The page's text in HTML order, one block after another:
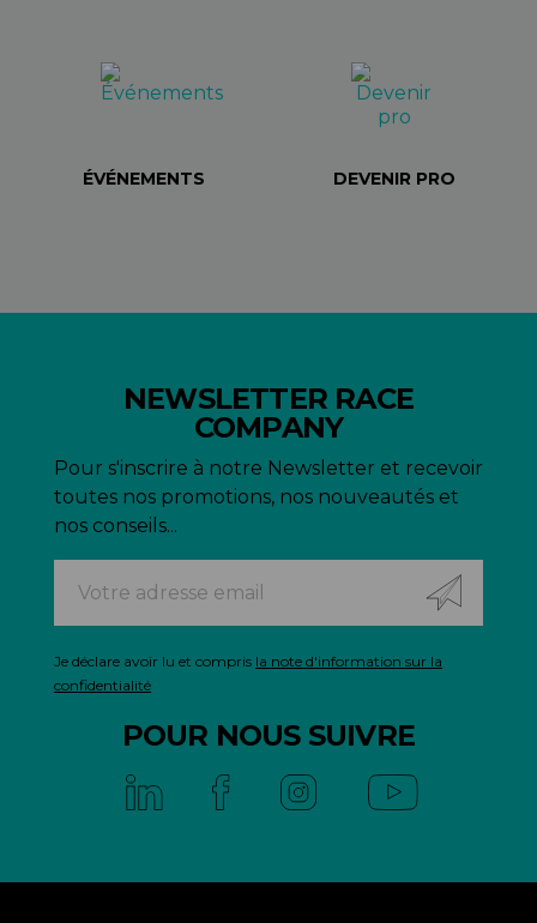
ÉVÉNEMENTS DEVENIR PRO
NEWSLETTER RACE
COMPANY
Pour s'inscrire à notre Newsletter et recevoir
toutes nos promotions, nos nouveautés et
nos conseils...
Je déclare avoir lu et compris la note d'information sur la
confidentialité
POUR NOUS SUIVRE